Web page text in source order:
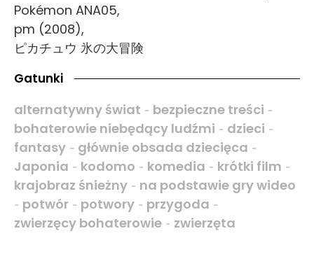
Pokémon ANA05,
pm (2008),
ピカチュウ 氷の大冒険
Gatunki
alternatywny świat - bezpieczne treści -
bohaterowie niebędący ludźmi - dzieci -
fantasy - głównie obsada dziecięca -
Japonia - kodomo - komedia - krótki film -
krajobraz śnieżny - na podstawie gry wideo
- potwór - potwory - przygoda -
zwierzęcy bohaterowie - zwierzęta